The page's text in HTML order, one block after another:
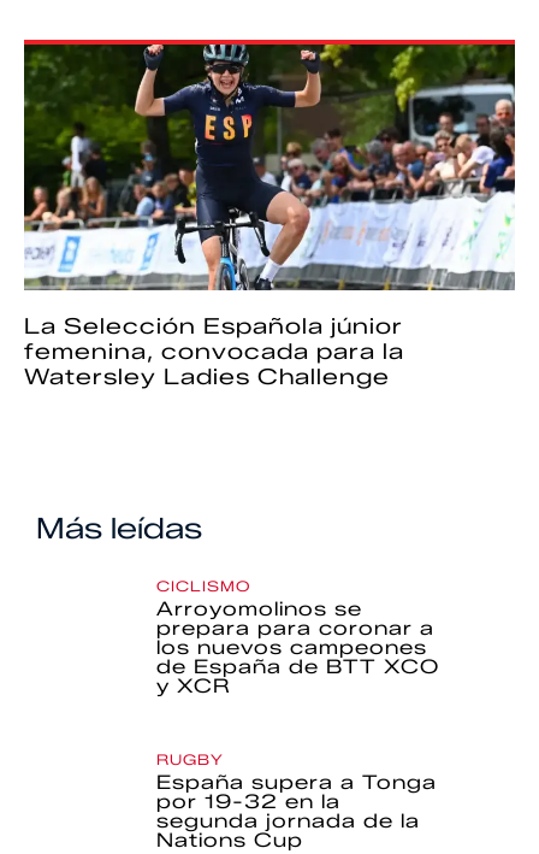
La Selección Española júnior
femenina, convocada para la
Watersley Ladies Challenge
Más leídas
CICLISMO
Arroyomolinos se
prepara para coronar a
los nuevos campeones
de España de BTT XCO
y XCR
RUGBY
España supera a Tonga
por 19-32 en la
segunda jornada de la
Nations Cup